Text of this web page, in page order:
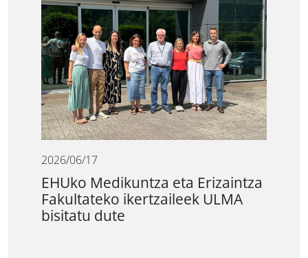
2026/06/17
EHUko Medikuntza eta Erizaintza
Fakultateko ikertzaileek ULMA
bisitatu dute